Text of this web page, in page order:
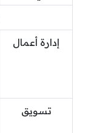
إدارة أعمال
تسويق